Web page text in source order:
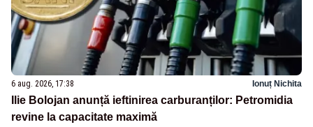
6 aug. 2026, 17:38 Ionuț Nichita
Ilie Bolojan anunță ieftinirea carburanților: Petromidia
revine la capacitate maximă